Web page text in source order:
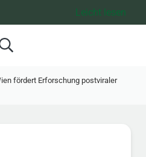
Leicht lesen
Search...
fördert Erforschung postviraler